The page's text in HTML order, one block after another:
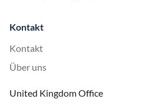
Kontakt
Kontakt
Über uns
United Kingdom Office